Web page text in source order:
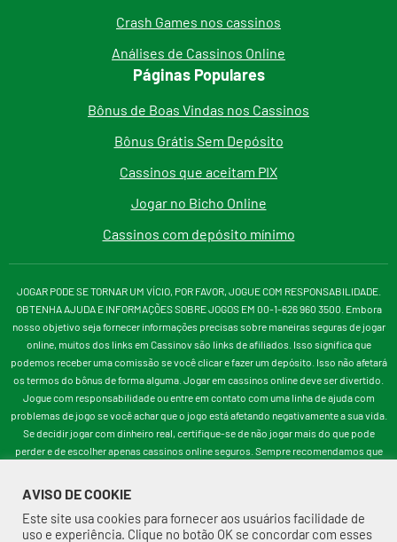
AVISO DE COOKIE
Este site usa cookies para fornecer aos usuários facilidade de
uso e experiência. Clique no botão OK se concordar com esses
Crash Games nos cassinos
Análises de Cassinos Online
Páginas Populares
Bônus de Boas Vindas nos Cassinos
Bônus Grátis Sem Depósito
Cassinos que aceitam PIX
Jogar no Bicho Online
Cassinos com depósito mínimo
JOGAR PODE SE TORNAR UM VÍCIO, POR FAVOR, JOGUE COM RESPONSABILIDADE.
OBTENHA AJUDA E INFORMAÇÕES SOBRE JOGOS EM 00-1-626 960 3500. Embora
nosso objetivo seja fornecer informações precisas sobre maneiras seguras de jogar
online, muitos dos links em Cassinov são links de afiliados. Isso significa que
podemos receber uma comissão se você clicar e fazer um depósito. Isso não afetará
os termos do bônus de forma alguma. Jogar em cassinos online deve ser divertido.
Jogue com responsabilidade ou entre em contato com uma linha de ajuda com
problemas de jogo se você achar que o jogo está afetando negativamente a sua vida.
Se decidir jogar com dinheiro real, certifique-se de não jogar mais do que pode
perder e de escolher apenas cassinos online seguros. Sempre recomendamos que